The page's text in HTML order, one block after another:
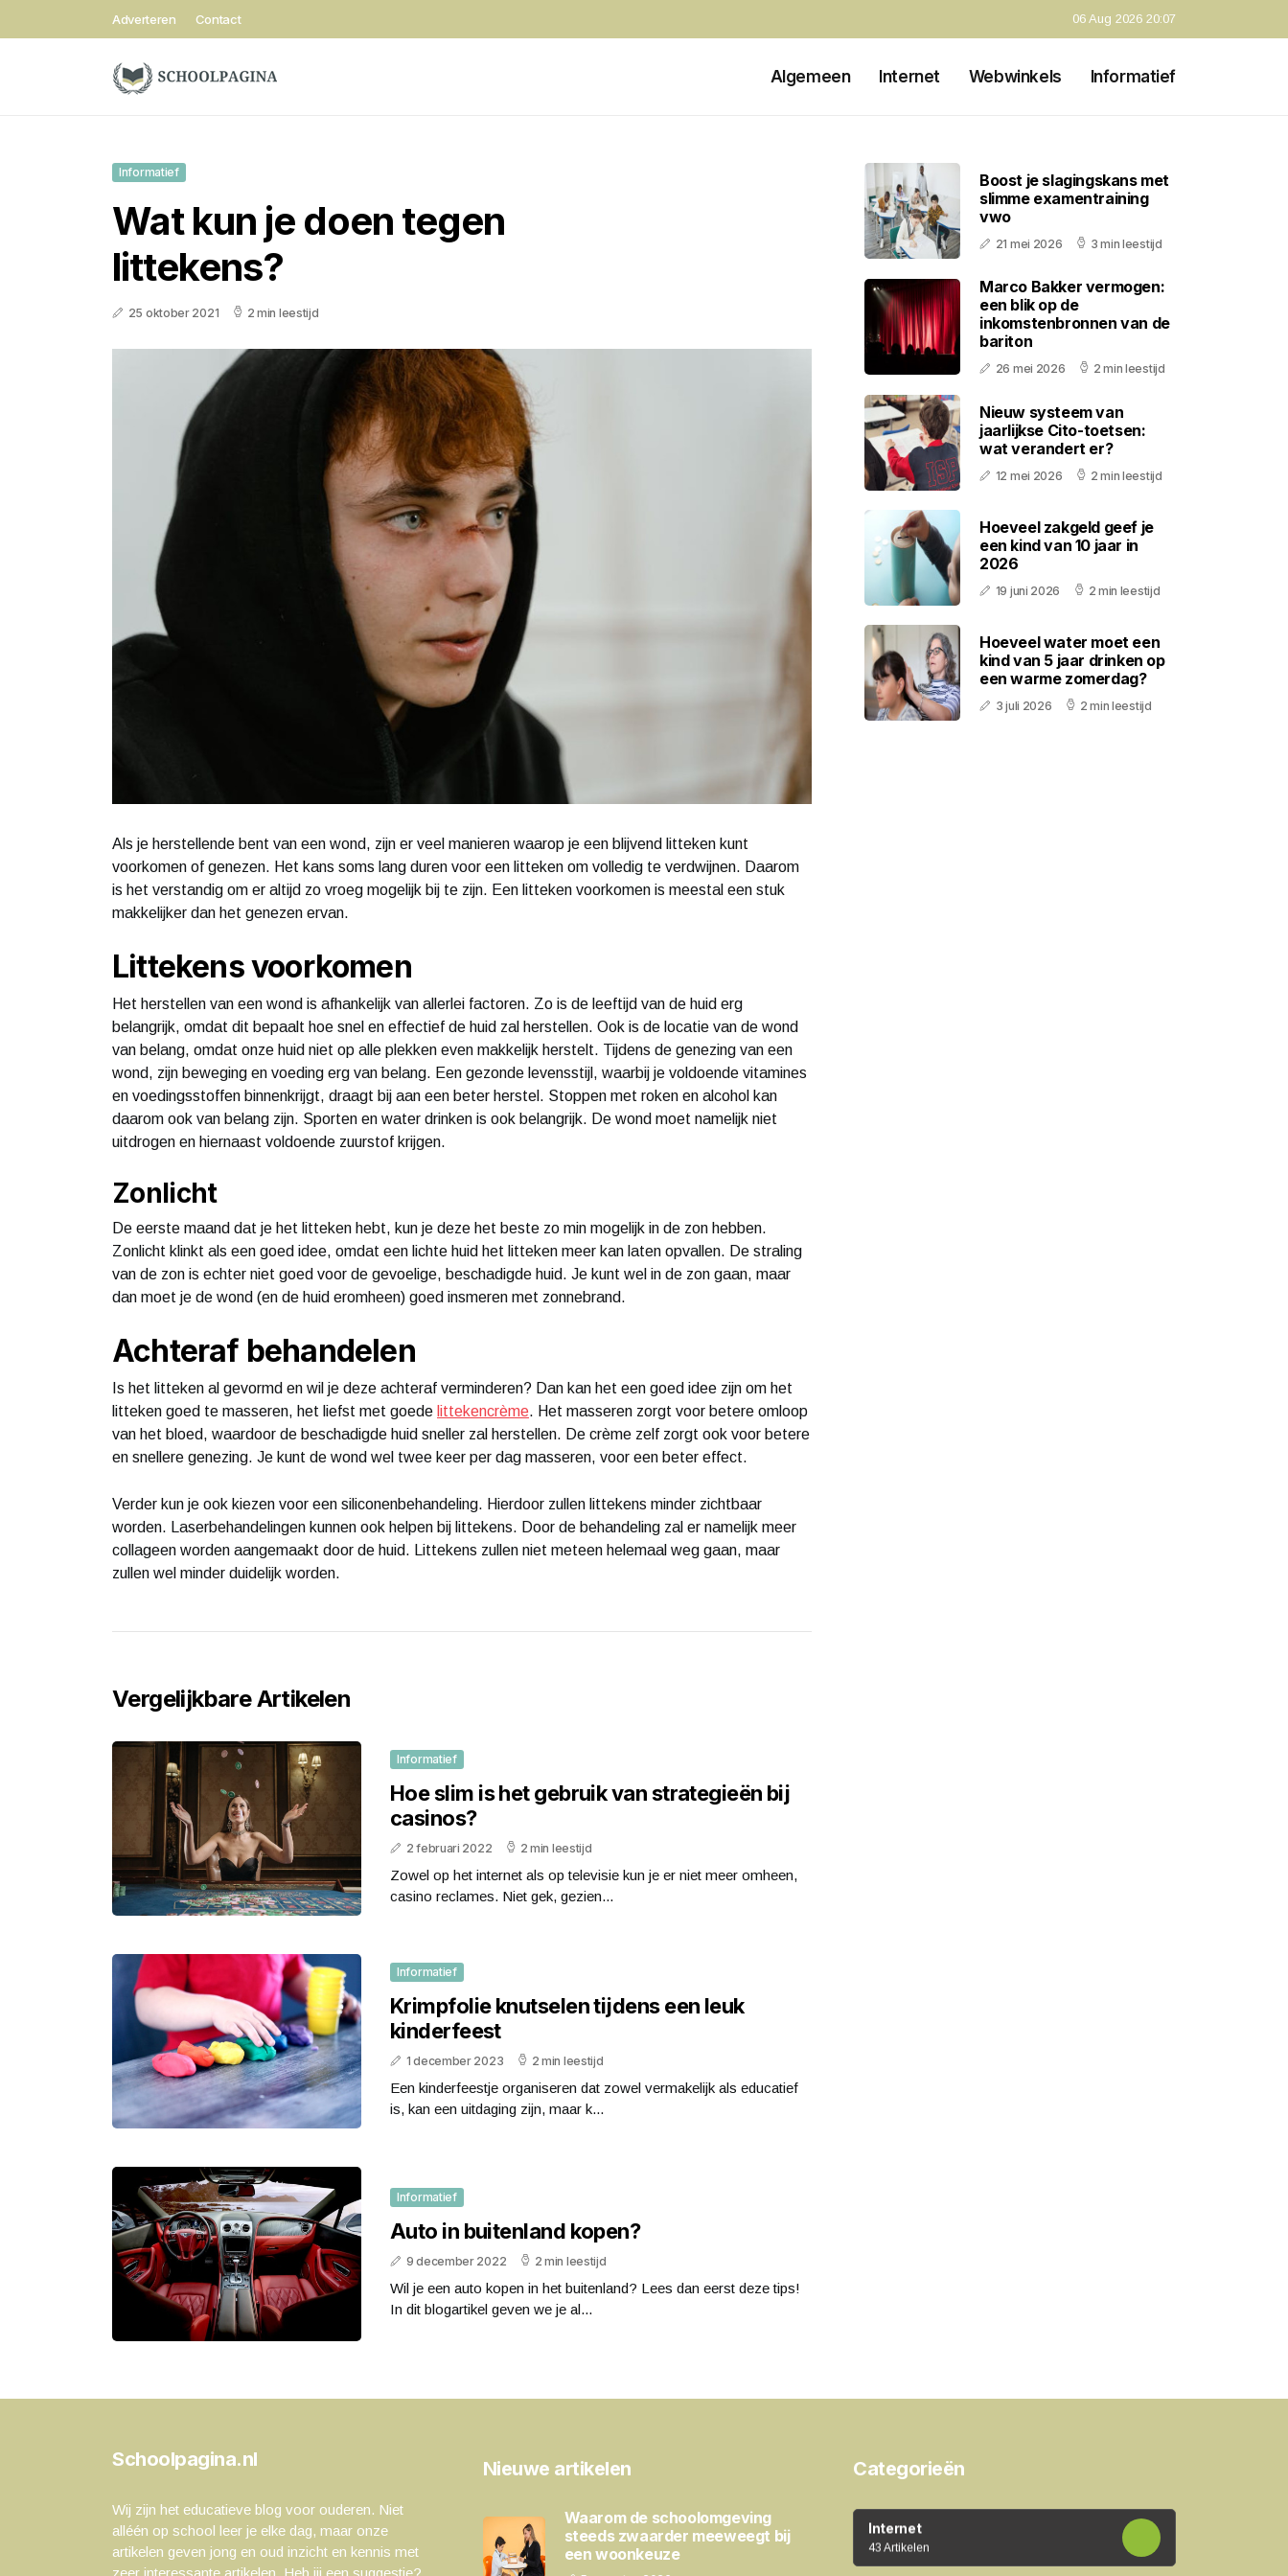
Adverteren Contact 06 Aug 2026 20:07
Algemeen Internet Webwinkels Informatief
Informatief
Wat kun je doen tegen
littekens?
25 oktober 2021 2 min leestijd
Als je herstellende bent van een wond, zijn er veel manieren waarop je een blijvend litteken kunt
voorkomen of genezen. Het kans soms lang duren voor een litteken om volledig te verdwijnen. Daarom
is het verstandig om er altijd zo vroeg mogelijk bij te zijn. Een litteken voorkomen is meestal een stuk
makkelijker dan het genezen ervan.
Littekens voorkomen
Het herstellen van een wond is afhankelijk van allerlei factoren. Zo is de leeftijd van de huid erg
belangrijk, omdat dit bepaalt hoe snel en effectief de huid zal herstellen. Ook is de locatie van de wond
van belang, omdat onze huid niet op alle plekken even makkelijk herstelt. Tijdens de genezing van een
wond, zijn beweging en voeding erg van belang. Een gezonde levensstijl, waarbij je voldoende vitamines
en voedingsstoffen binnenkrijgt, draagt bij aan een beter herstel. Stoppen met roken en alcohol kan
daarom ook van belang zijn. Sporten en water drinken is ook belangrijk. De wond moet namelijk niet
uitdrogen en hiernaast voldoende zuurstof krijgen.
Zonlicht
De eerste maand dat je het litteken hebt, kun je deze het beste zo min mogelijk in de zon hebben.
Zonlicht klinkt als een goed idee, omdat een lichte huid het litteken meer kan laten opvallen. De straling
van de zon is echter niet goed voor de gevoelige, beschadigde huid. Je kunt wel in de zon gaan, maar
dan moet je de wond (en de huid eromheen) goed insmeren met zonnebrand.
Achteraf behandelen
Is het litteken al gevormd en wil je deze achteraf verminderen? Dan kan het een goed idee zijn om het
litteken goed te masseren, het liefst met goede littekencrème. Het masseren zorgt voor betere omloop
van het bloed, waardoor de beschadigde huid sneller zal herstellen. De crème zelf zorgt ook voor betere
en snellere genezing. Je kunt de wond wel twee keer per dag masseren, voor een beter effect.
Verder kun je ook kiezen voor een siliconenbehandeling. Hierdoor zullen littekens minder zichtbaar
worden. Laserbehandelingen kunnen ook helpen bij littekens. Door de behandeling zal er namelijk meer
collageen worden aangemaakt door de huid. Littekens zullen niet meteen helemaal weg gaan, maar
zullen wel minder duidelijk worden.
Vergelijkbare Artikelen
Informatief
Hoe slim is het gebruik van strategieën bij
casinos?
2 februari 2022 2 min leestijd
Zowel op het internet als op televisie kun je er niet meer omheen,
casino reclames. Niet gek, gezien...
Informatief
Krimpfolie knutselen tijdens een leuk
kinderfeest
1 december 2023 2 min leestijd
Een kinderfeestje organiseren dat zowel vermakelijk als educatief
is, kan een uitdaging zijn, maar k...
Informatief
Auto in buitenland kopen?
9 december 2022 2 min leestijd
Wil je een auto kopen in het buitenland? Lees dan eerst deze tips!
In dit blogartikel geven we je al...
Boost je slagingskans met
slimme examentraining
vwo
21 mei 2026 3 min leestijd
Marco Bakker vermogen:
een blik op de
inkomstenbronnen van de
bariton
26 mei 2026 2 min leestijd
Nieuw systeem van
jaarlijkse Cito-toetsen:
wat verandert er?
12 mei 2026 2 min leestijd
Hoeveel zakgeld geef je
een kind van 10 jaar in
2026
19 juni 2026 2 min leestijd
Hoeveel water moet een
kind van 5 jaar drinken op
een warme zomerdag?
3 juli 2026 2 min leestijd
Schoolpagina.nl
Wij zijn het educatieve blog voor ouderen. Niet
alléén op school leer je elke dag, maar onze
artikelen geven jong en oud inzicht en kennis met
zeer interessante artikelen. Heb jij een suggestie?
Nieuwe artikelen
Waarom de schoolomgeving
steeds zwaarder meeweegt bij
een woonkeuze
Categorieën
Internet
43 Artikelen